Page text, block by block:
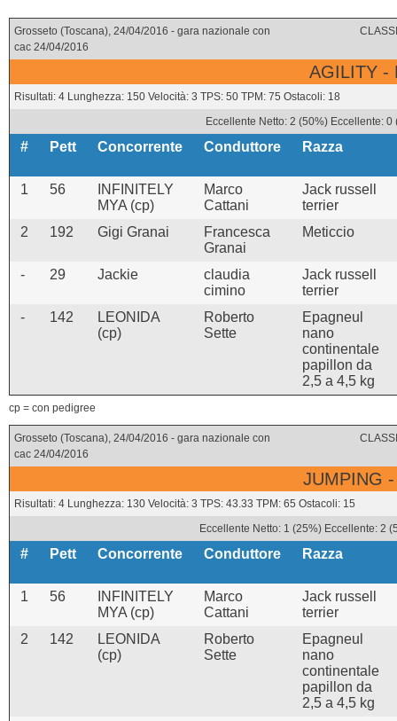
Grosseto (Toscana), 24/04/2016 - gara nazionale con
cac 24/04/2016
AGILITY -
Risultati: 4 Lunghezza: 150 Velocità: 3 TPS: 50 TPM: 75 Ostacoli: 18
Eccellente Netto: 2 (50%) Eccellente:
# Pett Concorrente Conduttore Razza
1 56
INFINITELY
MYA (cp)
Marco
Cattani
Jack russell
terrier
2
192 Gigi Granai
Francesca
Granai
Meticcio
- 29 Jackie
claudia
cimino
Jack russell
terrier
-
142
LEONIDA
(cp)
Roberto
Sette
Epagneul
nano
continentale
papillon da
2,5 a 4,5 kg
cp = con pedigree
Grosseto (Toscana), 24/04/2016 - gara nazionale con
cac 24/04/2016
JUMPING
Risultati: 4 Lunghezza: 130 Velocità: 3 TPS: 43.33 TPM: 65 Ostacoli: 15
Eccellente Netto: 1 (25%) Eccellente: 2
# Pett Concorrente Conduttore Razza
1 56
INFINITELY
MYA (cp)
Marco
Cattani
Jack russell
terrier
2
142
LEONIDA
(cp)
Roberto
Sette
Epagneul
nano
continentale
papillon da
2,5 a 4,5 kg